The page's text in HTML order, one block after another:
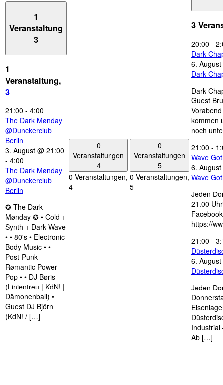
1
Veranstaltung
3
1
Veranstaltung,
3
21:00 - 4:00
The Dark Mønday
@Dunckerclub
Berlin
3. August @ 21:00
- 4:00
The Dark Mønday
@Dunckerclub
Berlin
✪ The Dark
Mønday ✪ • Cold +
Synth + Dark Wave
• • 80's • Electronic
Body Music • •
Post-Punk
Rømantic Power
Pop • • DJ Børis
(Linientreu | KdN! |
Dämonenball) •
Guest DJ Björn
(KdN! / […]
0
Veranstaltungen
4
0 Veranstaltungen,
4
0
Veranstaltungen
5
0 Veranstaltungen,
5
3
20:00 -
Dark
6.
Dark
Dark
Guest
kommen
noch
21:00 -
Wave
6.
Wave
Jeden
21.00
https://
21:00 -
6.
Jeden
Industrial
Ab […]